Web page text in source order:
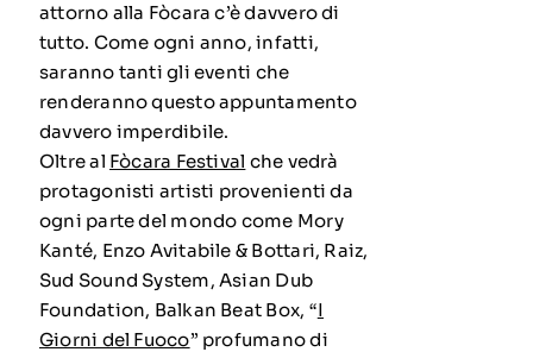
attorno alla Fòcara c’è davvero di
tutto. Come ogni anno, infatti,
saranno tanti gli eventi che
renderanno questo appuntamento
davvero imperdibile.
Oltre al Fòcara Festival che vedrà
protagonisti artisti provenienti da
ogni parte del mondo come Mory
Kanté, Enzo Avitabile & Bottari, Raiz,
Sud Sound System, Asian Dub
Foundation, Balkan Beat Box, “I
Giorni del Fuoco” profumano di